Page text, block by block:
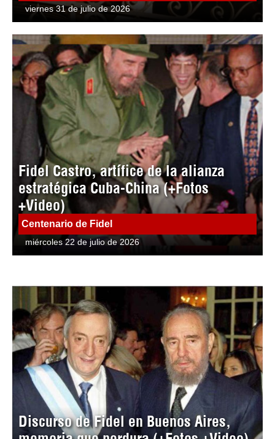
viernes 31 de julio de 2026
Fidel Castro, artífice de la alianza
estratégica Cuba-China (+Fotos
+Video)
Centenario de Fidel
miércoles 22 de julio de 2026
Discurso de Fidel en Buenos Aires,